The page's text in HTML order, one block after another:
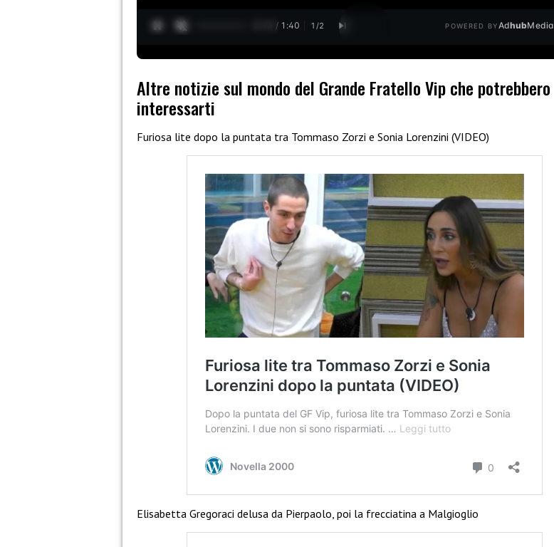
0:14 / 1:40 1 /2 POWERED BYAdhubMedia
Altre notizie sul mondo del Grande Fratello Vip che potrebbero
interessarti
Furiosa lite dopo la puntata tra Tommaso Zorzi e Sonia Lorenzini (VIDEO)
Elisabetta Gregoraci delusa da Pierpaolo, poi la frecciatina a Malgioglio